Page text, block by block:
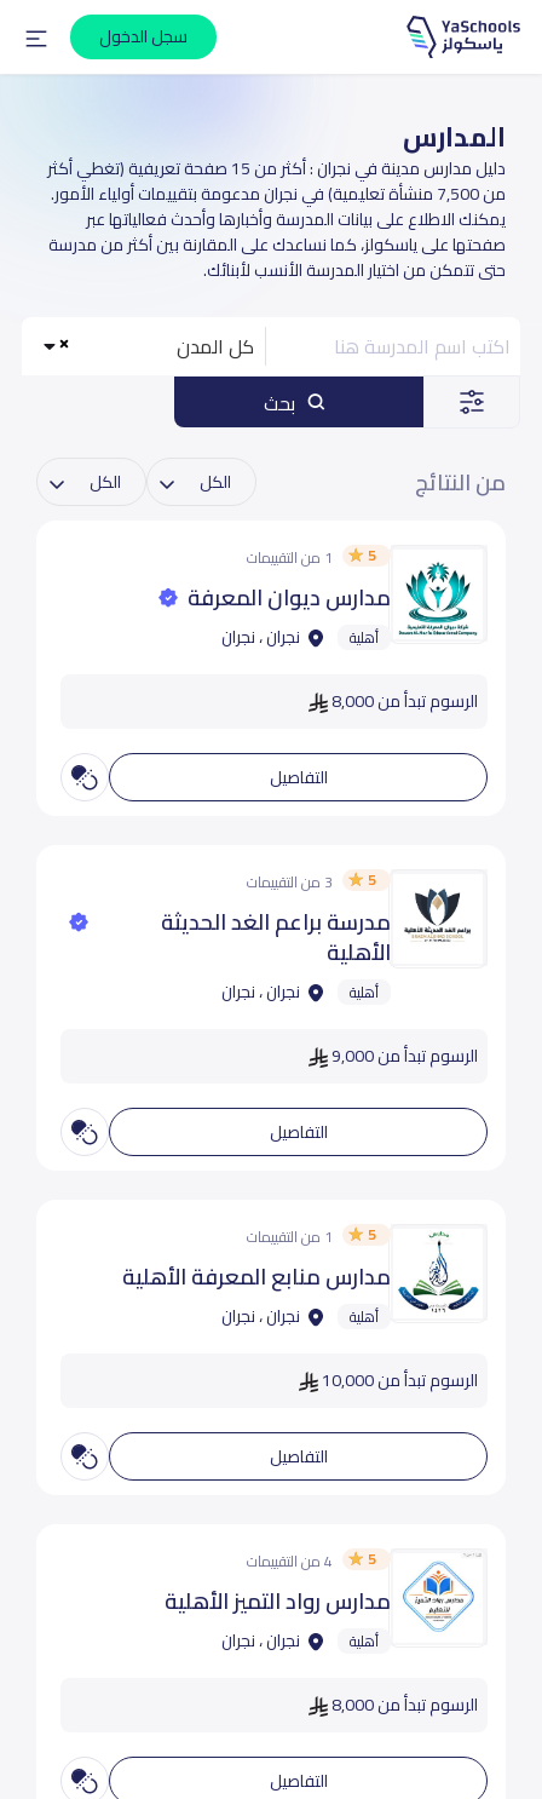
سجل الدخول
المدارس
دليل مدارس مدينة في نجران : أكثر من 15 صفحة تعريفية (تغطي أكثر
من 7,500 منشأة تعليمية) في نجران مدعومة بتقييمات أولياء الأمور.
يمكنك الاطلاع على بيانات المدرسة وأخبارها وأحدث فعالياتها عبر
صفحتها على ياسكولز، كما نساعدك على المقارنة بين أكثر من مدرسة
حتى تتمكن من اختيار المدرسة الأنسب لأبنائك.
كل المدن
من النتائج
5 1 من التقييمات
مدارس ديوان المعرفة
أهلية نجران ، نجران
الرسوم تبدأ من 8,000
التفاصيل
5 3 من التقييمات
مدرسة براعم الغد الحديثة
الأهلية
أهلية نجران ، نجران
الرسوم تبدأ من 9,000
التفاصيل
5 1 من التقييمات
مدارس منابع المعرفة الأهلية
أهلية نجران ، نجران
الرسوم تبدأ من 10,000
التفاصيل
5 4 من التقييمات
مدارس رواد التميز الأهلية
أهلية نجران ، نجران
الرسوم تبدأ من 8,000
التفاصيل